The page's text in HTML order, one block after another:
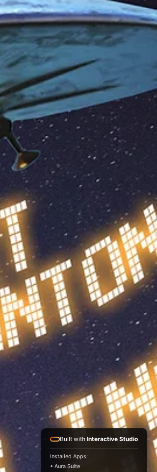
Built with Interactive Studio
Installed Apps:
• Aura Suite